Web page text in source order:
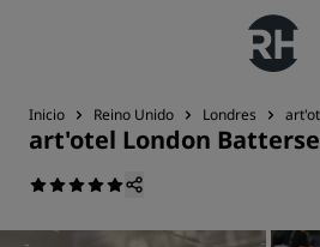
Inicio Reino Unido Londres
art'otel London